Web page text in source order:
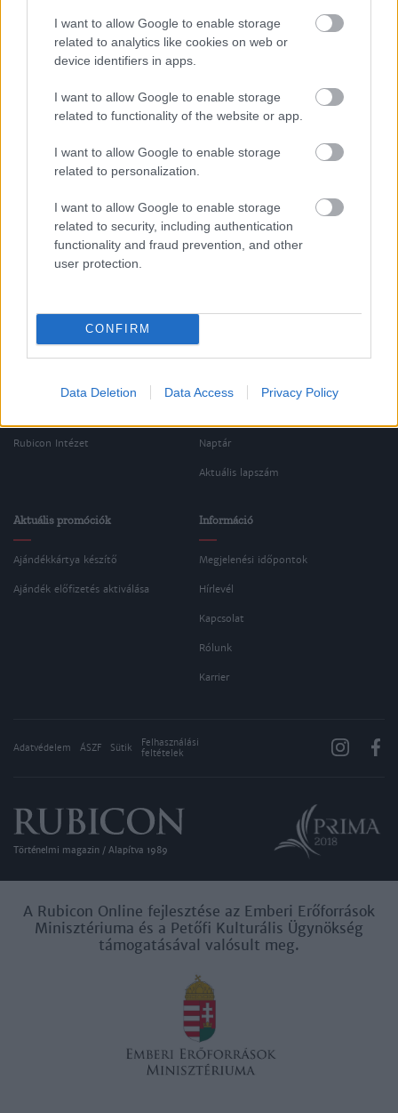
I want to allow Google to enable storage
related to analytics like cookies on web or
device identifiers in apps.
I want to allow Google to enable storage
related to functionality of the website or app.
I want to allow Google to enable storage
related to personalization.
I want to allow Google to enable storage
related to security, including authentication
functionality and fraud prevention, and other
user protection.
CONFIRM
Data Deletion Data Access Privacy Policy
Ormos Mária
A pusztulás
Németh István
VISSZA AZ OLDAL TETEJÉRE
Oldalaink
Rubicon Bolt
Rubicon Intézet
Cikkek
Korszakok
Tananyagok
Naptár
Aktuális lapszám
Aktuális promóciók
Ajándékkártya készítő
Ajándék előfizetés aktiválása
Információ
Megjelenési időpontok
Hírlevél
Kapcsolat
Rólunk
Karrier
Adatvédelem ÁSZF Sütik
Felhasználási
feltételek
Történelmi magazin / Alapítva 1989
A Rubicon Online fejlesztése az Emberi Erőforrások
Minisztériuma és a Petőfi Kulturális Ügynökség
támogatásával valósult meg.